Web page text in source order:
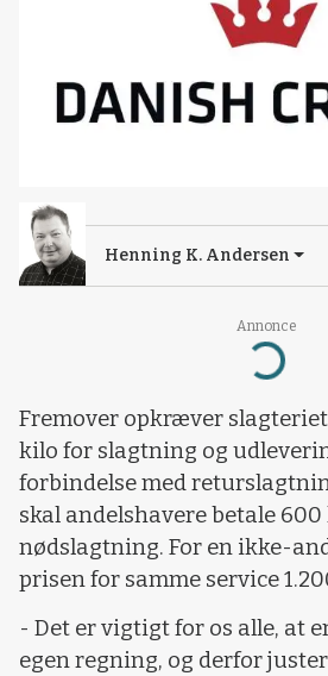
Annonce
Loading...
Henning K. Andersen
Fremover opkræver
kilo for slagtning og
forbindelse med
skal andelshavere betale
nødslagtning. For en ikke-
prisen for samme service
- Det er vigtigt for os alle, at
egen regning, og derfor